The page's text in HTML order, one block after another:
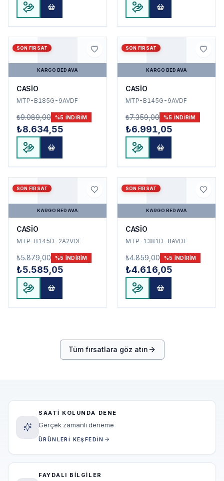
SON FIRSAT
KARGO BEDAVA
CASİO
MTP-B185G-9AVDF
₺9.089,00 %5 INDIRIM
₺8.634,55
SON FIRSAT
KARGO BEDAVA
CASİO
MTP-B145G-9AVDF
₺7.359,00 %5 INDIRIM
₺6.991,05
SON FIRSAT
KARGO BEDAVA
CASİO
MTP-B145D-2A2VDF
₺5.879,00 %5 INDIRIM
₺5.585,05
SON FIRSAT
KARGO BEDAVA
CASİO
MTP-1381D-8AVDF
₺4.859,00 %5 INDIRIM
₺4.616,05
Tüm fırsatlara göz atın
SAATI KOLUNDA DENE
Gerçek zamanlı deneme
ÜRÜNLERI KEŞFEDIN
FAYDALI BILGILER